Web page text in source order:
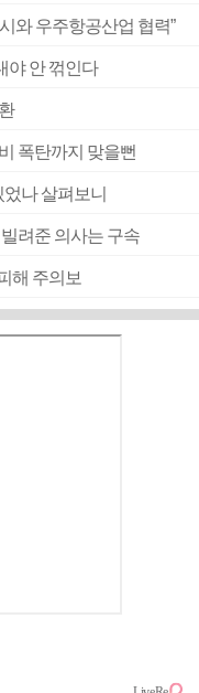
와 우주항공산업 협력”
야 안 꺾인다
폭탄까지 맞을뻔
었나 살펴보니
려준 의사는 구속
해 주의보